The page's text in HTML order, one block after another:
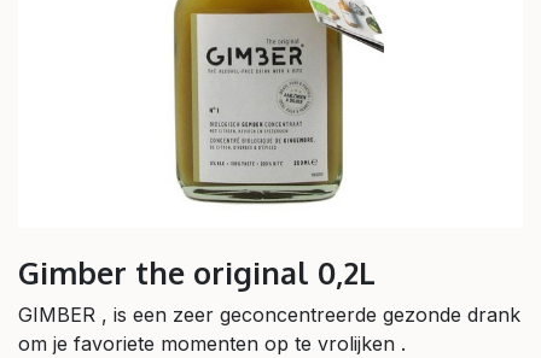
Gimber the original 0,2L
GIMBER , is een zeer geconcentreerde gezonde drank
om je favoriete momenten op te vrolijken .